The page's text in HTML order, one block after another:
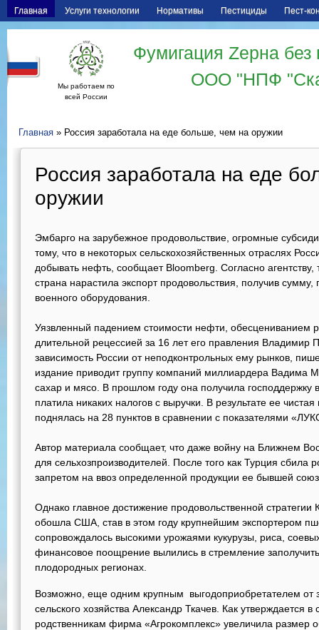
Главная Услуги технологии Нормативы Пестициды Пест-
Мы работаем по
всей России
Фумигация Zерна
ООО "НПФ
Главная » Россия заработала на еде больше, чем на оружии
Россия заработала на еде
оружии
Эмбарго на зарубежное продовольствие, огромные
тому, что в некоторых сельскохозяйственных отраслях
добывать нефть, сообщает Bloomberg. Согласно
страна нарастила экспорт продовольствия, получив
военного оборудования.
Уязвленный падением стоимости нефти, обесцениванием
длительной рецессией за 16 лет его правления Владимир
зависимость России от неподконтрольных ему рынков,
издание приводит группу компаний миллиардера Вадима
сахар и мясо. В прошлом году она получила господдержку
платила никаких налогов с выручки. В результате ее
поднялась на 28 пунктов в сравнении с показателями
Автор материала сообщает, что даже войну на Ближнем
для сельхозпроизводителей. После того как Турция сбила
запретом на ввоз определенной продукции ее бывшей
Однако главное достижение продовольственной
обошла США, став в этом году крупнейшим экспортером
сопровождалось высокими урожаями кукурузы, риса,
финансовое поощрение вылились в стремление
плодородных регионах.
Возможно, еще одним крупным выгодоприобретателем от
сельского хозяйства Александр Ткачев. Как утверждается
родственникам фирма «Агрокомплекс» увеличила размер